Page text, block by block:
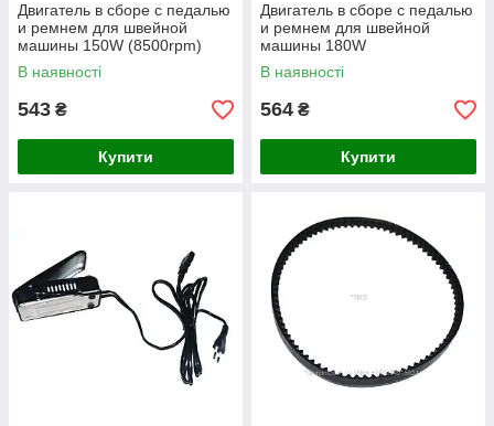
Двигатель в сборе с педалью
и ремнем для швейной
машины 150W (8500rpm)
В наявності
543 ₴
Купити
Двигатель в сборе с педалью
и ремнем для швейной
машины 180W
В наявності
564 ₴
Купити